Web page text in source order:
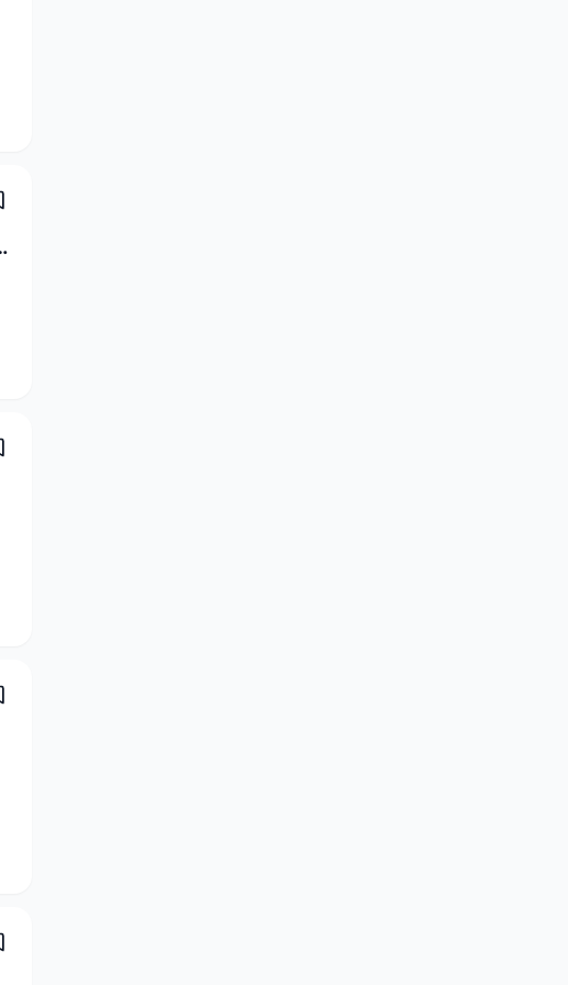
- 100% (m/w/d)